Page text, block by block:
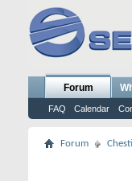
Forum
FAQ Calendar
Forum